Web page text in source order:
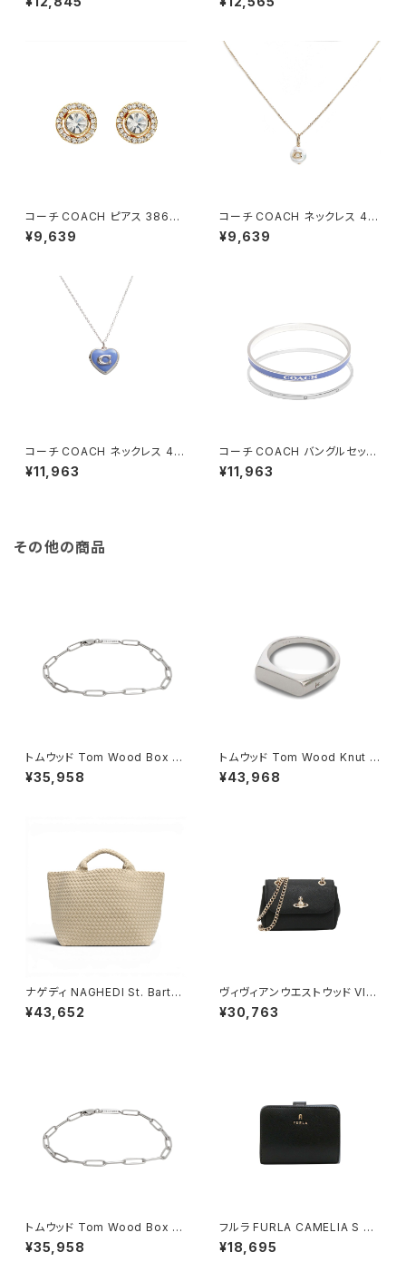
ー ハギー ゴールド ゴールド/ブ
ハギー ゴールド シルバー/ピン
コーチ COACH ピアス 38699
4GLD710 レディース ゴールド
¥9,639
コーチ COACH ネックレス 44
0611GLD107 レディース ゴー
ルド
¥9,639
コーチ COACH ネックレス 46
9933RHO400 レディース ア
クセサリー ブルー
¥11,963
コーチ COACH バングルセット
469938RHO400 レディース
アクセサリー ブルー
¥11,963
その他の商品
トムウッド Tom Wood Box Br
acelet ブレスレット 100066-
65 シルバー
¥35,958
トムウッド Tom Wood Knut R
ing リング 100572-46 シルバ
ー
¥43,968
ナゲディ NAGHEDI St. Barths
Medium Tote セント・バーツ
ミディアムトート トートバッグ sn
¥43,652
ヴィヴィアンウエストウッド VIVI
ENNE WESTWOOD SMALL
PURSE CHAIN ショルダーバッ
¥30,763
トムウッド Tom Wood Box Br
acelet ブレスレット 100066-
70 シルバー
¥35,958
フルラ FURLA CAMELIA S C
OMPACT WALLETS 二つ折り
財布 wp00315-are000-o60
¥18,695